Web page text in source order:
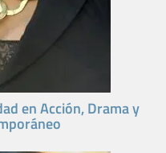
en Acción, Drama y